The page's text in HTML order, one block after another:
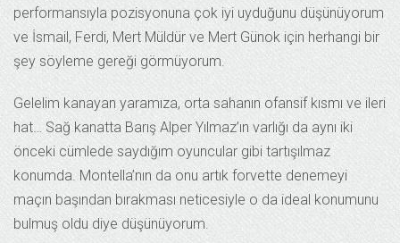
performansıyla pozisyonuna çok iyi uyduğunu düşünüyorum
ve İsmail, Ferdi, Mert Müldür ve Mert Günok için herhangi bir
şey söyleme gereği görmüyorum.
Gelelim kanayan yaramıza, orta sahanın ofansif kısmı ve ileri
hat… Sağ kanatta Barış Alper Yılmaz’ın varlığı da aynı iki
önceki cümlede saydığım oyuncular gibi tartışılmaz
konumda. Montella’nın da onu artık forvette denemeyi
maçın başından bırakması neticesiyle o da ideal konumunu
bulmuş oldu diye düşünüyorum.